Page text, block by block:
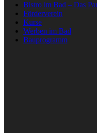
Bistro im Bad – Das
Förderverein
Kurse
Werben im Bad
Bauprogramm